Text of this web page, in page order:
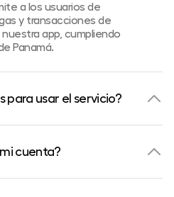
a los usuarios de
y transacciones de
app, cumpliendo
Panamá.
para usar el servicio?
cuenta?